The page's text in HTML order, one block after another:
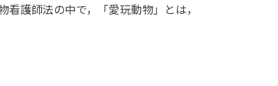
護師法の中で，「愛玩動物」とは，